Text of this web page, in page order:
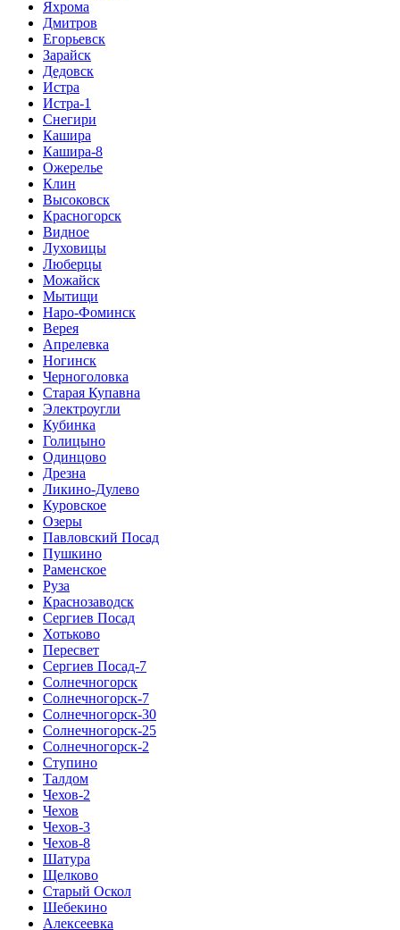
Яхрома
Дмитров
Егорьевск
Зарайск
Дедовск
Истра
Истра-1
Снегири
Кашира
Кашира-8
Ожерелье
Клин
Высоковск
Красногорск
Видное
Луховицы
Люберцы
Можайск
Мытищи
Наро-Фоминск
Верея
Апрелевка
Ногинск
Черноголовка
Старая Купавна
Электроугли
Кубинка
Голицыно
Одинцово
Дрезна
Ликино-Дулево
Куровское
Озеры
Павловский Посад
Пушкино
Раменское
Руза
Краснозаводск
Сергиев Посад
Хотьково
Пересвет
Сергиев Посад-7
Солнечногорск
Солнечногорск-7
Солнечногорск-30
Солнечногорск-25
Солнечногорск-2
Ступино
Талдом
Чехов-2
Чехов
Чехов-3
Чехов-8
Шатура
Щелково
Старый Оскол
Шебекино
Алексеевка